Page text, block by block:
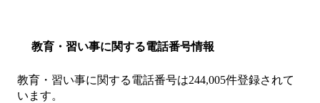
教育・習い事に関する電話番号情報
教育・習い事に関する電話番号は244,005件登録されて
います。